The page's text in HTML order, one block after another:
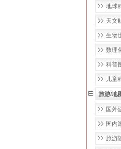
地球
天文
生物
数理
科普
儿童
旅游/地
国外
国内
旅游